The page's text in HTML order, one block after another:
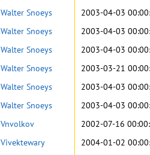
Walter Snoeys
2003-04-03
Walter Snoeys
2003-04-03
Walter Snoeys
2003-04-03
Walter Snoeys
2003-03-21
Walter Snoeys
2003-04-03
Walter Snoeys
2003-04-03
Vnvolkov
2002-07-16
Vivektewary
2004-01-02